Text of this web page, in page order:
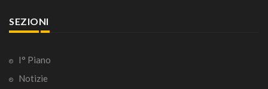
SEZIONI
I° Piano
Notizie